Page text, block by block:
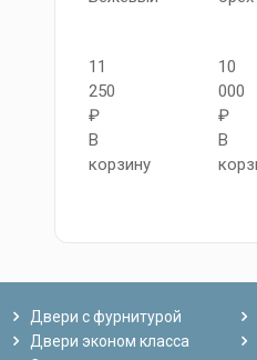
11
250
₽
В
корзину
10
000
₽
В
Двери с фурнитурой
Двери эконом класса